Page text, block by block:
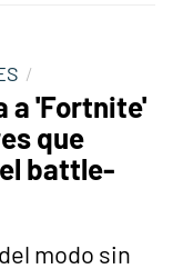
a 'Fortnite'
que
battle-
modo sin